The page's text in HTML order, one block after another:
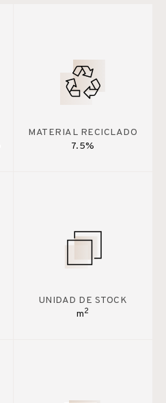
MATERIAL RECICLADO
7.5%
UNIDAD DE STOCK
m2